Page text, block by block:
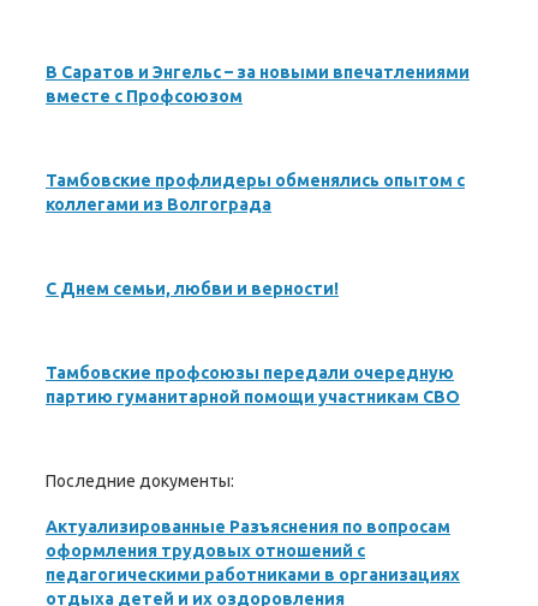
В Саратов и Энгельс – за новыми впечатлениями
вместе с Профсоюзом
Тамбовские профлидеры обменялись опытом с
коллегами из Волгограда
С Днем семьи, любви и верности!
Тамбовские профсоюзы передали очередную
партию гуманитарной помощи участникам СВО
Последние документы:
Актуализированные Разъяснения по вопросам
оформления трудовых отношений с
педагогическими работниками в организациях
отдыха детей и их оздоровления